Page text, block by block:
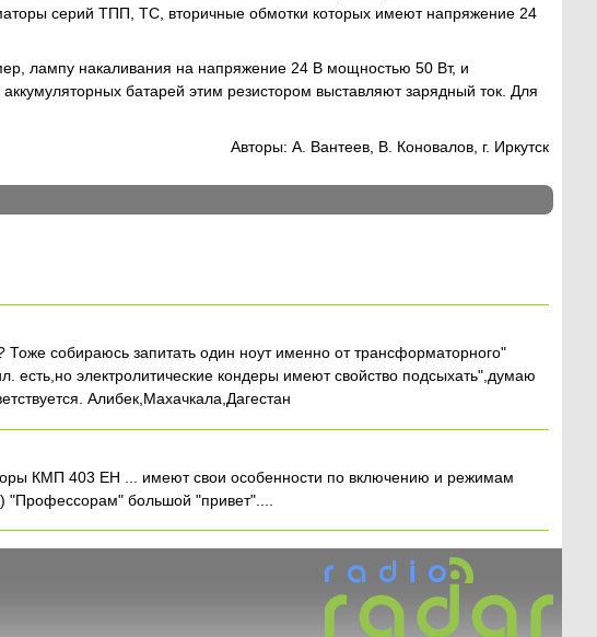
серий ТПП, ТС, вторичные обмотки которых имеют напряжение 24
лампу накаливания на напряжение 24 В мощностью 50 Вт, и
батарей этим резистором выставляют зарядный ток. Для
Авторы: А. Вантеев, В. Коновалов, г. Иркутск
собираюсь запитать один ноут именно от трансформаторного"
электролитические кондеры имеют свойство подсыхать",думаю
Алибек,Махачкала,Дагестан
КМП 403 ЕН ... имеют свои особенности по включению и режимам
большой "привет"....